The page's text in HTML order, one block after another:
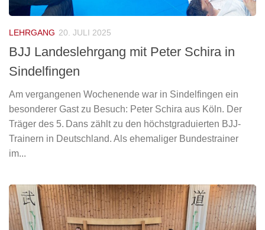
LEHRGANG 20. JULI 2025
BJJ Landeslehrgang mit Peter Schira in
Sindelfingen
Am vergangenen Wochenende war in Sindelfingen ein
besonderer Gast zu Besuch: Peter Schira aus Köln. Der
Träger des 5. Dans zählt zu den höchstgraduierten BJJ-
Trainern in Deutschland. Als ehemaliger Bundestrainer
im...